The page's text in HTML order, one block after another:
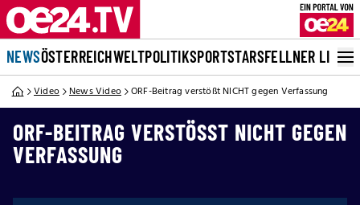
NEWSÖSTERREICHWELTPOLITIKSPORTSTARSFELLNER LIVE
Video News Video ORF-Beitrag verstößt NICHT gegen Verfassung
ORF-BEITRAG VERSTÖSST NICHT GEGEN V
ERFASSUNG